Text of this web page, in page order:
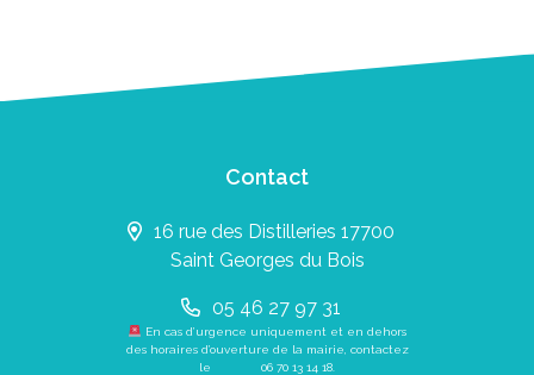
Contact
16 rue des Distilleries 17700
Saint Georges du Bois
05 46 27 97 31
En cas d’urgence uniquement et en dehors
des horaires d’ouverture de la mairie, contactez
le 06 70 13 14 18